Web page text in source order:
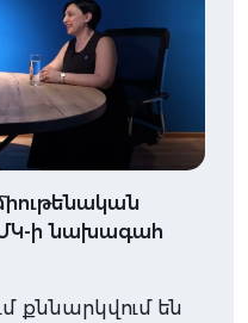
ի նախագահ
քննարկվում են